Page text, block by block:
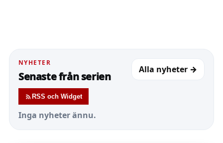
NYHETER
Senaste från serien
RSS och Widget
Alla nyheter →
Inga nyheter ännu.